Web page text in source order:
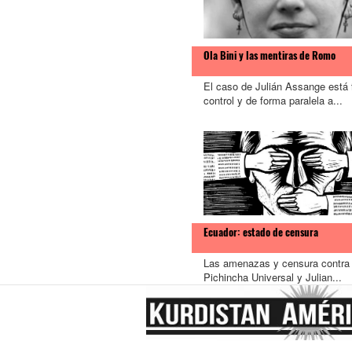
Ola Bini y las mentiras de Romo
El caso de Julián Assange está
control y de forma paralela a...
Ecuador: estado de censura
Las amenazas y censura
Pichincha Universal y Julian...